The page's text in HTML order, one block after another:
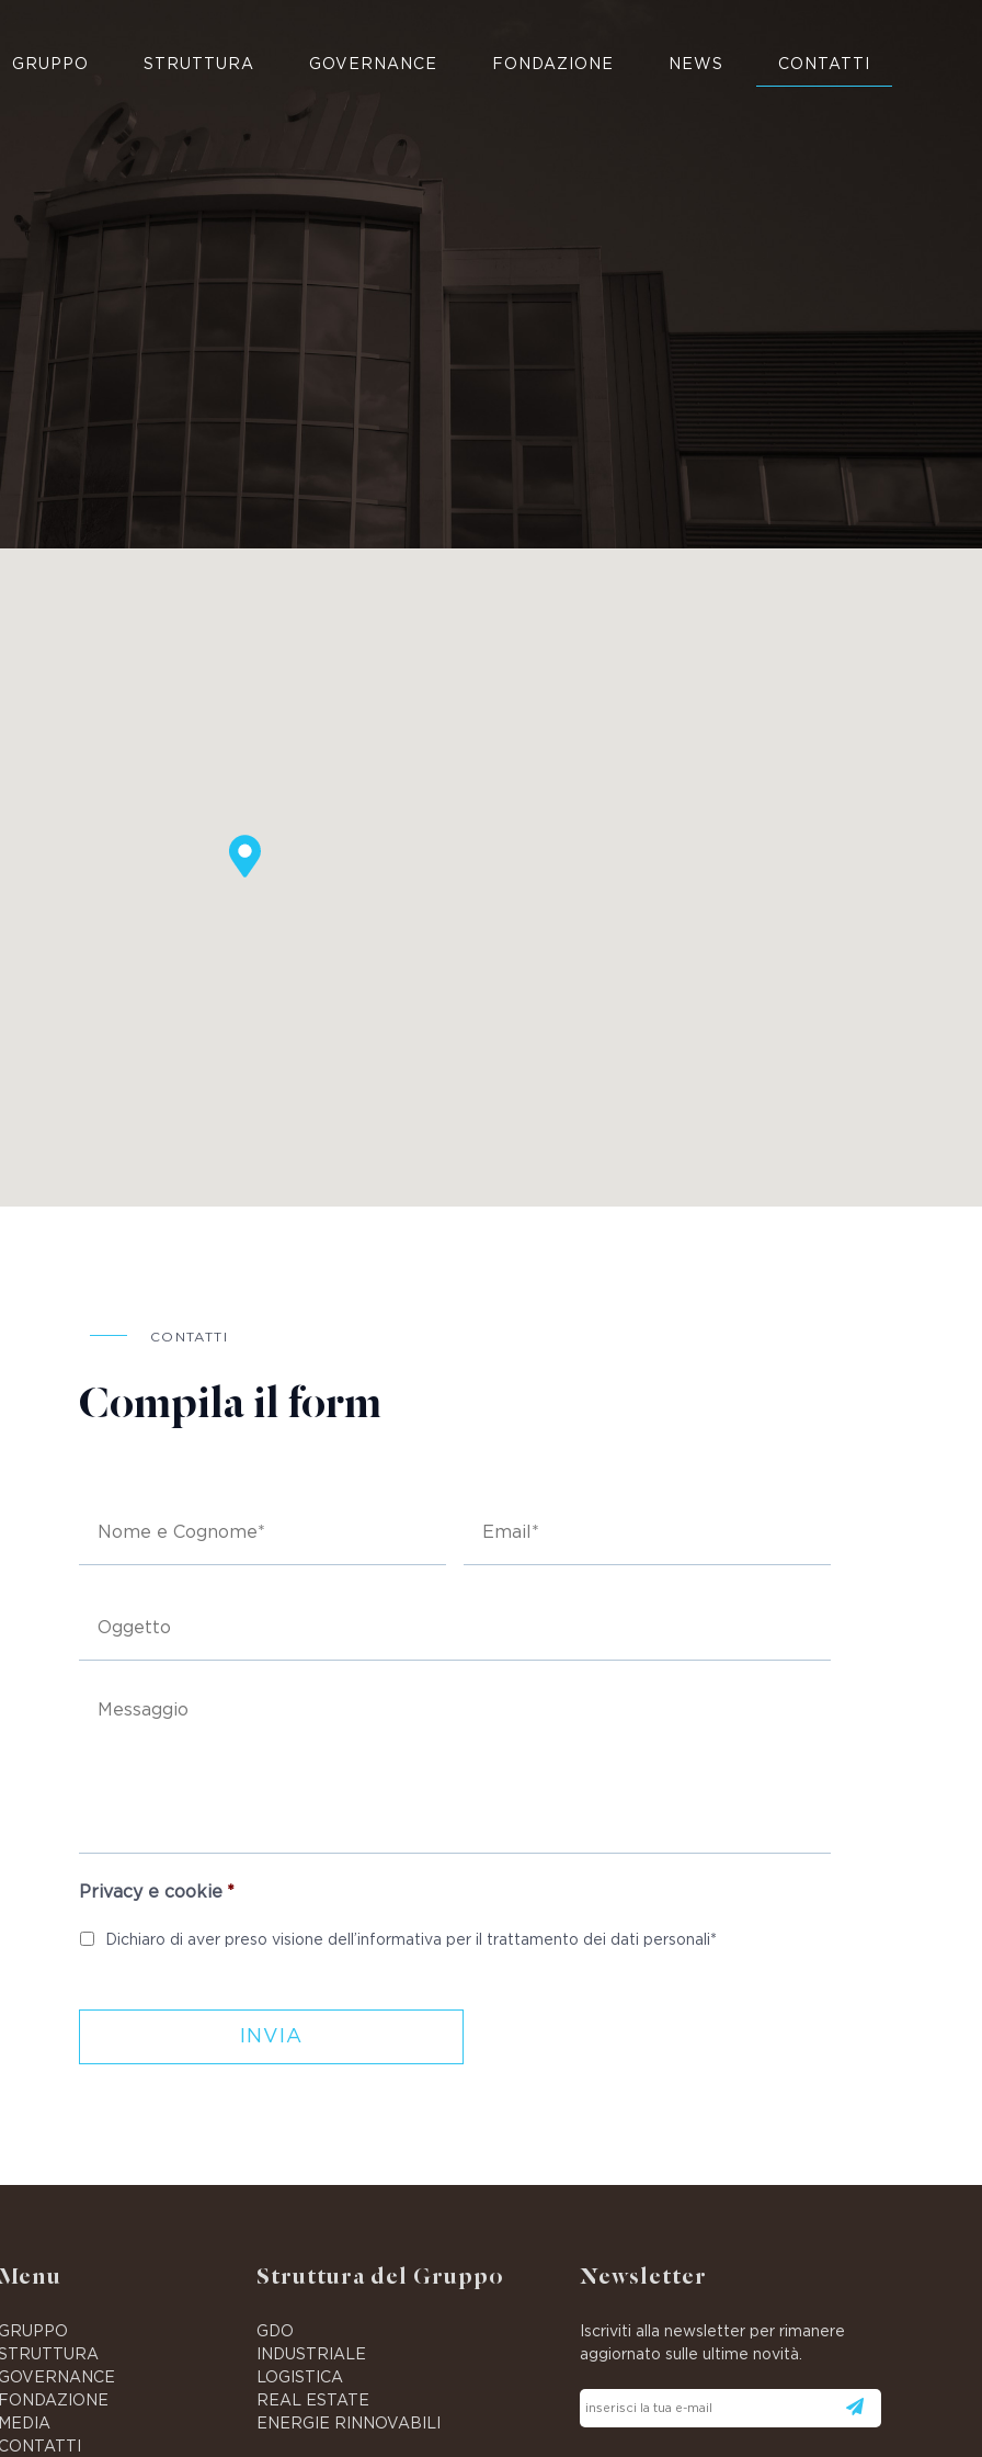
GRUPPO STRUTTURA GOVERNANCE FONDAZIONE NEWS CONTATTI
CONTATTI
Compila il form
cognome *
Privacy e cookie *
Dichiaro di aver preso visione dell’informativa per il trattamento dei dati personali*
GRUPPO
GOVERNANCE
FONDAZIONE
MEDIA
CONTATTI
Struttura del Gruppo
GDO
INDUSTRIALE
LOGISTICA
REAL ESTATE
ENERGIE RINNOVABILI
Newsletter
Iscriviti alla newsletter per rimanere
aggiornato sulle ultime novità.